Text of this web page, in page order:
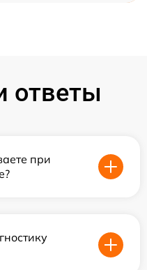
ответы
при